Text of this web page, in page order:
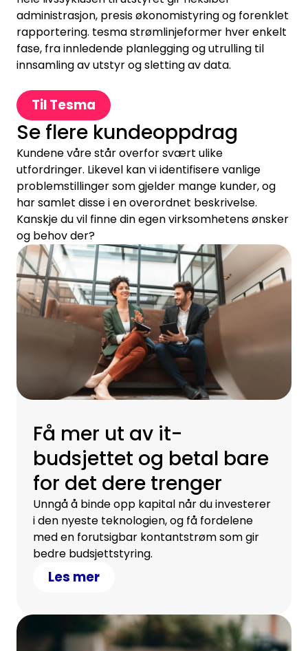
administrasjon, presis økonomistyring og forenklet
rapportering. tesma strømlinjeformer hver enkelt
fase, fra innledende planlegging og utrulling til
innsamling av utstyr og sletting av data.
Til Tesma
Se flere kundeoppdrag
Kundene våre står overfor svært ulike
utfordringer. Likevel kan vi identifisere vanlige
problemstillinger som gjelder mange kunder, og
har samlet disse i en overordnet beskrivelse.
Kanskje du vil finne din egen virksomhetens ønsker
og behov der?
Få mer ut av it-
budsjettet og betal bare
for det dere trenger
Unngå å binde opp kapital når du investerer
i den nyeste teknologien, og få fordelene
med en forutsigbar kontantstrøm som gir
bedre budsjettstyring.
Les mer